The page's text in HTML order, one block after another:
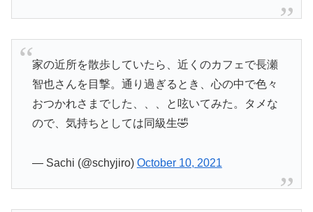
家の近所を散歩していたら、近くのカフェで長瀬
智也さんを目撃。通り過ぎるとき、心の中で色々
おつかれさまでした、、、と呟いてみた。タメな
ので、気持ちとしては同級生🤣
— Sachi (@schyjiro) October 10, 2021